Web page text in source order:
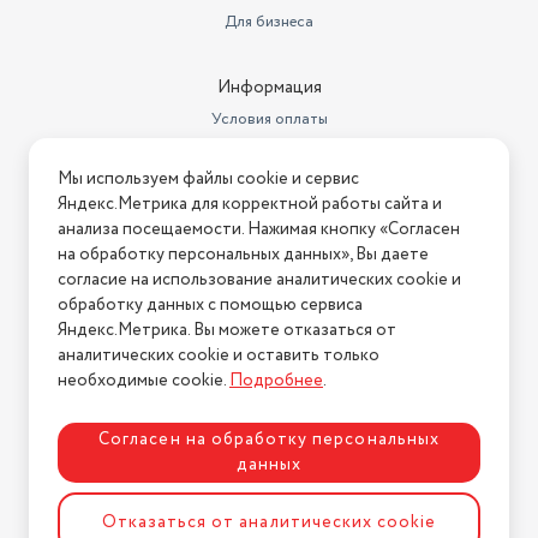
43х27х52 см
Для бизнеса
Информация
Условия оплаты
Условия возврата
Нашли ошибку на сайте? Напишите нам
2026 © Интернет-магазин "АстМаркет". У нас есть всё!
Политика конфиденциальности
Разработка сайтаASTDESIGN
Мы используем файлы cookie и сервис
Яндекс.Метрика для корректной работы сайта и
анализа посещаемости. Нажимая кнопку «Согласен
на обработку персональных данных», Вы даете
согласие на использование аналитических cookie и
обработку данных с помощью сервиса
Яндекс.Метрика. Вы можете отказаться от
аналитических cookie и оставить только
необходимые cookie.Подробнее.
Согласен на обработку персональных
данных
Отказаться от аналитических cookie